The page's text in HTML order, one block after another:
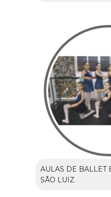
AULAS DE BALLET
SÃO LUIZ